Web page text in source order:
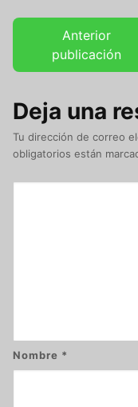
Anterior
publicación
Deja una
Tu dirección de correo
obligatorios están
Nombre *